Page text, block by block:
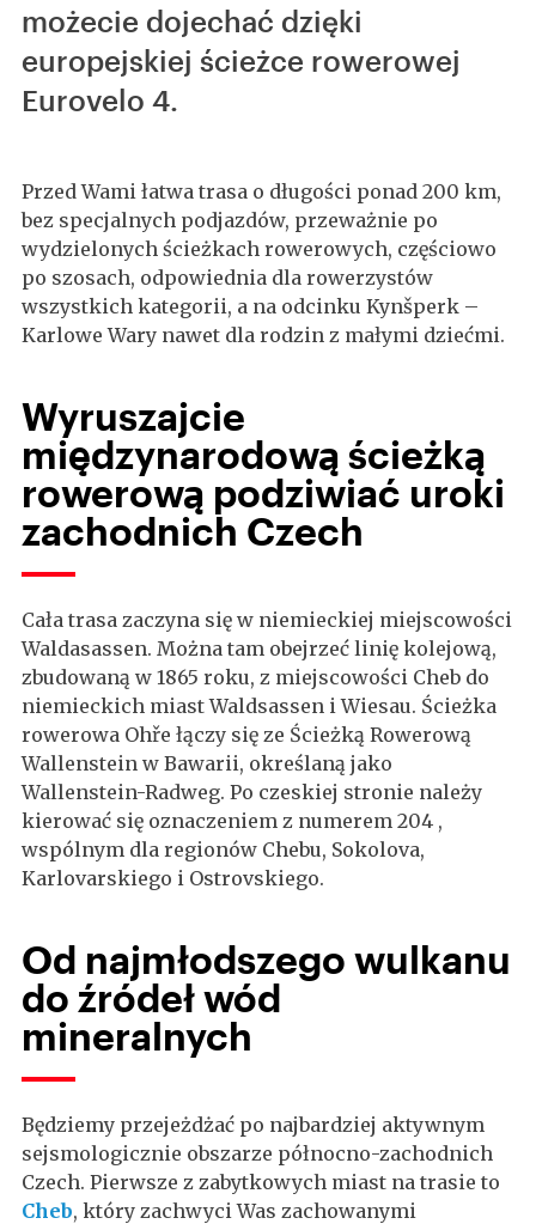
możecie dojechać dzięki
europejskiej ścieżce rowerowej
Eurovelo 4.
Przed Wami łatwa trasa o długości ponad 200 km,
bez specjalnych podjazdów, przeważnie po
wydzielonych ścieżkach rowerowych, częściowo
po szosach, odpowiednia dla rowerzystów
wszystkich kategorii, a na odcinku Kynšperk –
Karlowe Wary nawet dla rodzin z małymi dziećmi.
Wyruszajcie
międzynarodową ścieżką
rowerową podziwiać uroki
zachodnich Czech
Cała trasa zaczyna się w niemieckiej miejscowości
Waldasassen. Można tam obejrzeć linię kolejową,
zbudowaną w 1865 roku, z miejscowości Cheb do
niemieckich miast Waldsassen i Wiesau. Ścieżka
rowerowa Ohře łączy się ze Ścieżką Rowerową
Wallenstein w Bawarii, określaną jako
Wallenstein-Radweg. Po czeskiej stronie należy
kierować się oznaczeniem z numerem 204 ,
wspólnym dla regionów Chebu, Sokolova,
Karlovarskiego i Ostrovskiego.
Od najmłodszego wulkanu
do źródeł wód
mineralnych
Będziemy przejeżdżać po najbardziej aktywnym
sejsmologicznie obszarze północno-zachodnich
Czech. Pierwsze z zabytkowych miast na trasie to
Cheb, który zachwyci Was zachowanymi